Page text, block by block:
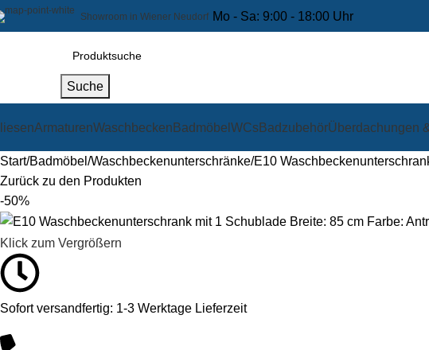
Showroom in Wiener Neudorf Mo - Sa: 9:00 - 18:00 Uhr
Suche
ArmaturenWaschbecken Badmöbel WCsBadzubehörÜberdachungen
Start Badmöbel Waschbeckenunterschränke E10
Zurück zu den Produkten
-50%
Klick zum Vergrößern
Sofort versandfertig: 1-3 Werktage Lieferzeit